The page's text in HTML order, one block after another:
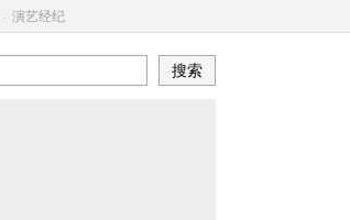
演艺经纪